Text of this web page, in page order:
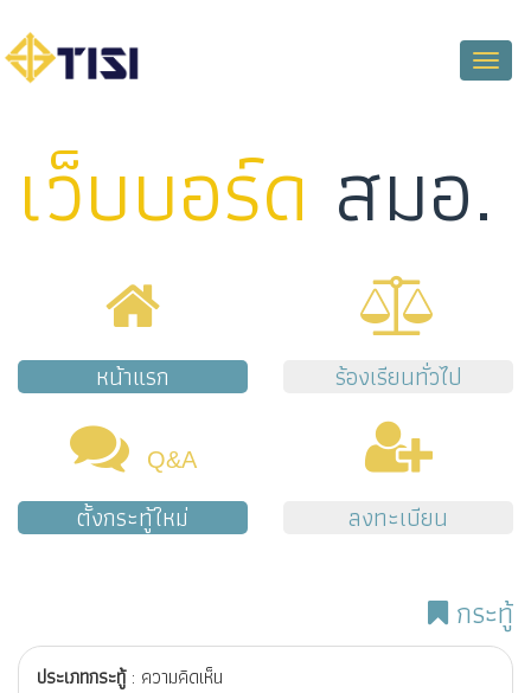
Toggle
เว็บบอร์ด สมอ.
หน้าแรก ร้องเรียนทั่วไป
Q&A
ตั้งกระทู้ใหม่ ลงทะเบียน
กระทู้
ประเภทกระทู้ : ความคิดเห็น